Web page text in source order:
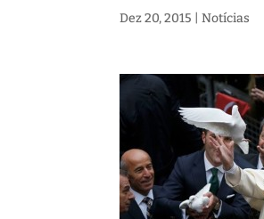
Dez 20, 2015 |Notícias